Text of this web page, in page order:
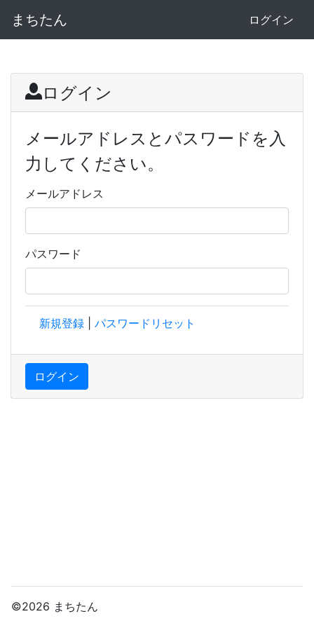
まちたん ログイン
ログイン
メールアドレスとパスワードを入
力してください。
メールアドレス
パスワード
新規登録 パスワードリセット
ログイン
©2026 まちたん